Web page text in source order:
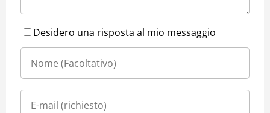
Desidero una risposta al mio messaggio